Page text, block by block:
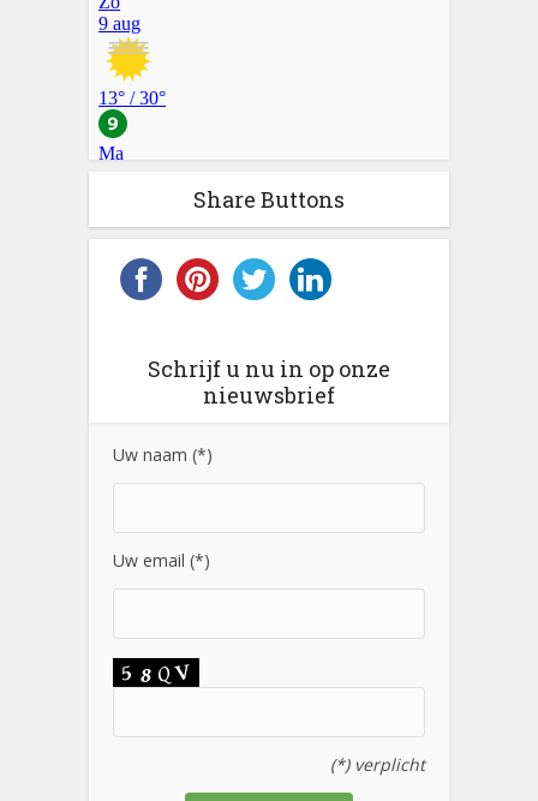
Share Buttons
Schrijf u nu in op onze
nieuwsbrief
Uw naam (*)
Uw email (*)
(*) verplicht